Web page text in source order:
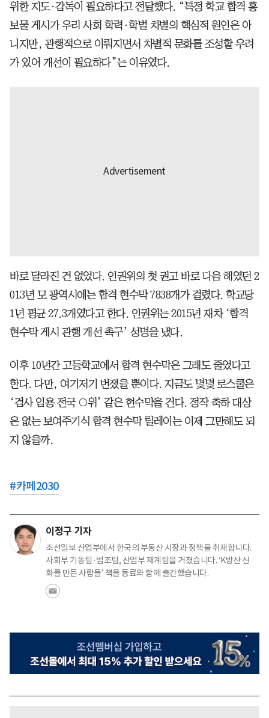
위한 지도·감독이 필요하다고 전달했다. “특정 학교 합격 홍
보물 게시가 우리 사회 학력·학벌 차별의 핵심적 원인은 아
니지만, 관행적으로 이뤄지면서 차별적 문화를 조성할 우려
가 있어 개선이 필요하다”는 이유였다.
바로 달라진 건 없었다. 인권위의 첫 권고 바로 다음 해였던 2
013년 모 광역시에는 합격 현수막 7838개가 걸렸다. 학교당
1년 평균 27.3개였다고 한다. 인권위는 2015년 재차 ‘합격
현수막 게시 관행 개선 촉구’ 성명을 냈다.
이후 10년간 고등학교에서 합격 현수막은 그래도 줄었다고
한다. 다만, 여기저기 번졌을 뿐이다. 지금도 몇몇 로스쿨은
‘검사 임용 전국 ○위’ 같은 현수막을 건다. 정작 축하 대상
은 없는 보여주기식 합격 현수막 릴레이는 이제 그만해도 되
지 않을까.
#카페2030
이정구 기자
조선일보 산업부에서 한국의 부동산 시장과 정책을 취재합니다.
사회부 기동팀·법조팀, 산업부 재계팀을 거쳤습니다. ‘K방산 신
화를 만든 사람들’ 책을 동료와 함께 출간했습니다.